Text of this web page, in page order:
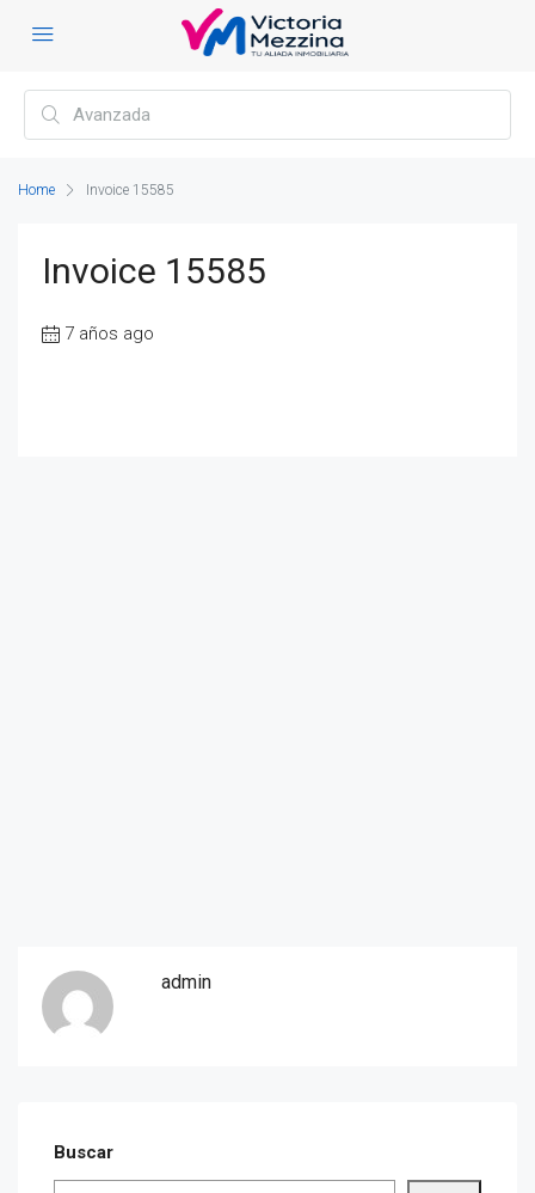
Home Invoice 15585
Invoice 15585
7 años ago
admin
Buscar